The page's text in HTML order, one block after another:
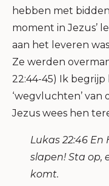
hebben met
moment in Jezus’
aan het leveren
Ze werden
22:44-45) Ik
‘wegvluchten’ van
Jezus wees hen
Lukas 22:46
slapen! Sta op,
komt.